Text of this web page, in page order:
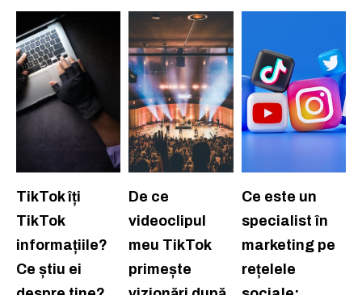
TikTok îți
TikTok
informațiile?
Ce știu ei
De ce
videoclipul
meu TikTok
primește
Ce este un
specialist în
marketing pe
rețelele